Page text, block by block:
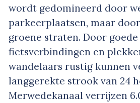
wordt gedomineerd door
parkeerplaatsen, maar
groene straten. Door goede
fietsverbindingen en
wandelaars rustig kunnen
langgerekte strook van 24
Merwedekanaal verrijzen